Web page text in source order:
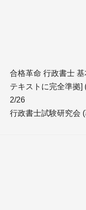
合格革命 行政書士
テキストに完全準拠]
2/26
行政書士試験研究会